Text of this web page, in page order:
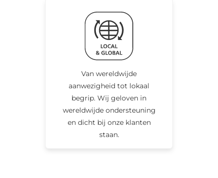
Van wereldwijde
aanwezigheid tot lokaal
begrip. Wij geloven in
wereldwijde ondersteuning
en dicht bij onze klanten
staan.